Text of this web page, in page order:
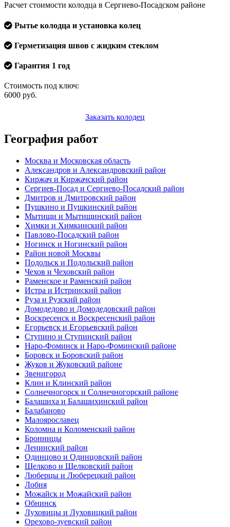
Расчет стоимости колодца в Сергиево-Посадском районе
Рытье колодца и установка колец
Герметизация швов с жидким стеклом
Гарантия 1 год
Стоимость под ключ:
6000 руб.
Заказать колодец
География работ
Москва и Московская область
Александров и Александровский район
Киржач и Киржачский район
Сергиев-Посад и Сергиево-Посадский район
Дмитров и Дмитровский район
Пушкино и Пушкинский район
Мытищи и Мытищинский район
Химки и Химкинский район
Павлово-Посадский район
Ногинск и Ногинский район
Район новой Москвы
Подольск и Подольский район
Чехов и Чеховский район
Раменское и Раменский район
Истра и Истринский район
Руза и Рузский район
Домодедово и Домодедовский район
Воскресенск и Воскресенский район
Егорьевск и Егорьевский район
Ступино и Ступинский район
Наро-Фоминск и Наро-Фоминский районе
Боровск и Боровский район
Жуков и Жуковский районе
Звенигород
Клин и Клинский район
Солнечногорск и Солнечногорский районе
Балашиха и Балашихинский район
Балабаново
Малоярославец
Коломна и Коломенский район
Бронницы
Ленинский район
Одинцово и Одинцовский район
Щелково и Щелковский район
Люберцы и Люберецкий район
Лобня
Можайск и Можайский район
Обнинск
Луховицы и Луховицкий район
Орехово-зуевский район